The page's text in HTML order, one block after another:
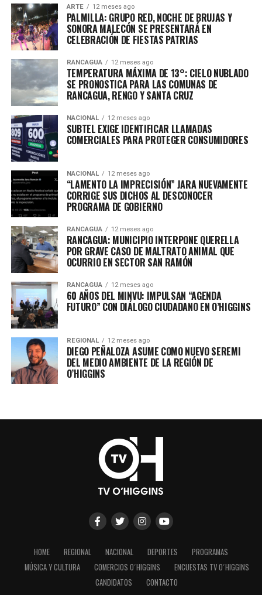
ARTE 12 meses ago
PALMILLA: GRUPO RED, NOCHE DE BRUJAS Y
SONORA MALECÓN SE PRESENTARÁ EN
CELEBRACIÓN DE FIESTAS PATRIAS
RANCAGUA 12 meses ago
TEMPERATURA MÁXIMA DE 13°: CIELO NUBLADO
SE PRONOSTICA PARA LAS COMUNAS DE
RANCAGUA, RENGO Y SANTA CRUZ
NACIONAL 12 meses ago
SUBTEL EXIGE IDENTIFICAR LLAMADAS
COMERCIALES PARA PROTEGER CONSUMIDORES
NACIONAL 12 meses ago
“LAMENTO LA IMPRECISIÓN” JARA NUEVAMENTE
CORRIGE SUS DICHOS AL DESCONOCER
PROGRAMA DE GOBIERNO
RANCAGUA 12 meses ago
RANCAGUA: MUNICIPIO INTERPONE QUERELLA
POR GRAVE CASO DE MALTRATO ANIMAL QUE
OCURRIO EN SECTOR SAN RAMÓN
RANCAGUA 12 meses ago
60 AÑOS DEL MINVU: IMPULSAN “AGENDA
FUTURO” CON DIÁLOGO CIUDADANO EN O’HIGGINS
REGIONAL 12 meses ago
DIEGO PEÑALOZA ASUME COMO NUEVO SEREMI
DEL MEDIO AMBIENTE DE LA REGIÓN DE
O’HIGGINS
HOME REGIONAL NACIONAL DEPORTES
PROGRAMAS
MÚSICA Y CULTURA
COMERCIOS O´HIGGINS
ENCUESTAS TV O´HIGGINS
CANDIDATOS
CONTACTO